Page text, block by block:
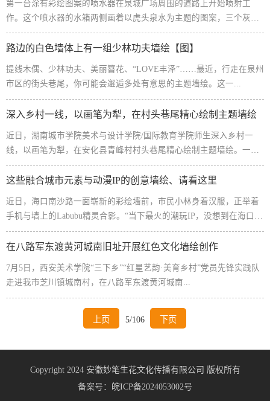
第一台涂有彩绘图案的喷水器在泉城广场周围的道路上开始喷射工
作。这个喷水器的水箱两侧画着以虎头泉水为主题的图案，三个灰黑
色的老虎头咆哮的样子，分别喷出橙色、黄色和蓝色的泉水，...
路边的白色墙体上有一组少林功夫墙绘【图】
提线木偶、少林功夫、美丽簪花、“LOVE丰泽”……最近，行走在泉州
市区的街头巷尾，你可能会邂逅多处有意思的主题墙绘。这一...
深入乡村一线，以画笔为犁，在村头巷尾精心绘制主题墙绘
近日，湖南城市学院美术与设计学院/国际教育学院师生深入乡村一
线，以画笔为犁，在安化县青峰村村头巷尾精心绘制主题墙绘。一幅
幅描绘当地特色农产“小籽花生&rdquo...
这些融合城市元素与动漫IP的创意墙绘、请看这里
近日，海口南沙路一面崭新的彩绘墙前，市民小林身着汉服，正举着
手机与墙上的Labubu精灵合影。“当下最火的潮玩IP，没想到在海口的
老街也能看到！”她...
在八路军东渡黄河城南旧址开展红色文化墙绘创作
7月5日，西安美术学院“三下乡”“红星艺韵·美育乡村”党员先锋实践队
走进我市芝川镇城南村，在八路军东渡黄河城南...
上页 5/106 下页
Copyright 2024 安徽妙笔生花文化传播有限公司 版权所有
备案号： 皖ICP备2024053002号